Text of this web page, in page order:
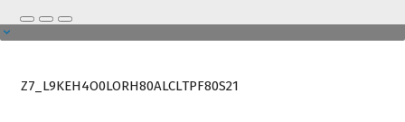
Z7_L9KEH4O0LORH80ALCLTPF80S21